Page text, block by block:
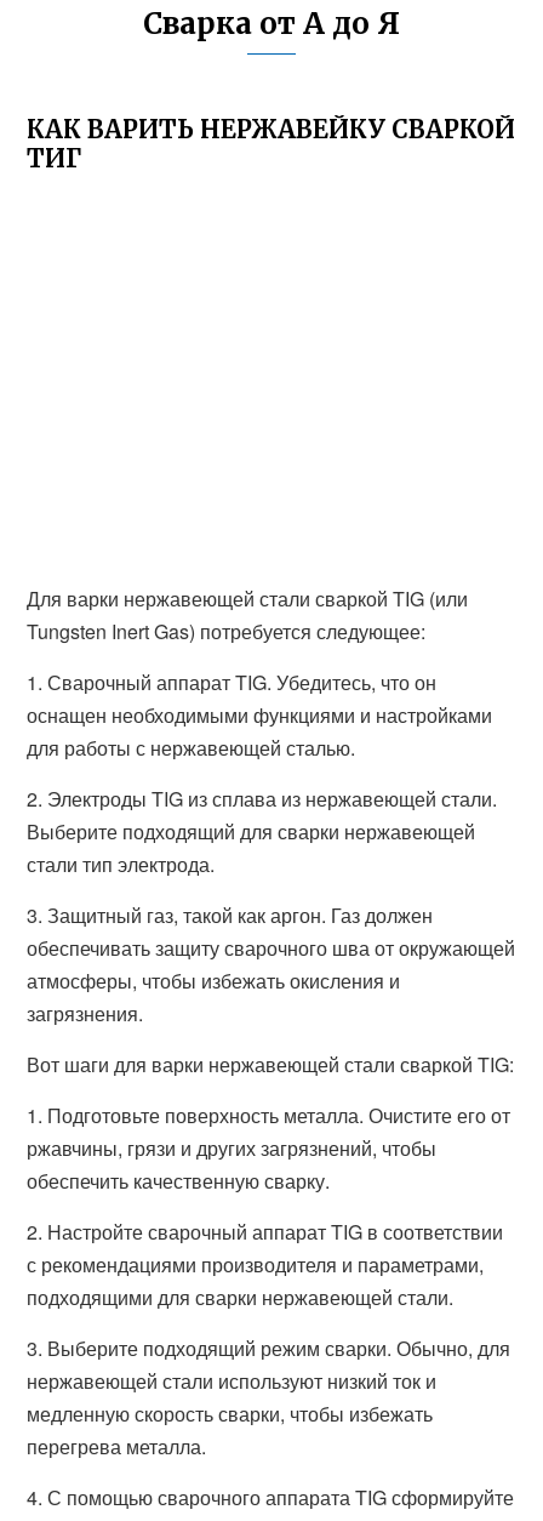
Сварка от А до Я
КАК ВАРИТЬ НЕРЖАВЕЙКУ СВАРКОЙ
ТИГ
Для варки нержавеющей стали сваркой TIG (или
Tungsten Inert Gas) потребуется следующее:
1. Сварочный аппарат TIG. Убедитесь, что он
оснащен необходимыми функциями и настройками
для работы с нержавеющей сталью.
2. Электроды TIG из сплава из нержавеющей стали.
Выберите подходящий для сварки нержавеющей
стали тип электрода.
3. Защитный газ, такой как аргон. Газ должен
обеспечивать защиту сварочного шва от окружающей
атмосферы, чтобы избежать окисления и
загрязнения.
Вот шаги для варки нержавеющей стали сваркой TIG:
1. Подготовьте поверхность металла. Очистите его от
ржавчины, грязи и других загрязнений, чтобы
обеспечить качественную сварку.
2. Настройте сварочный аппарат TIG в соответствии
с рекомендациями производителя и параметрами,
подходящими для сварки нержавеющей стали.
3. Выберите подходящий режим сварки. Обычно, для
нержавеющей стали используют низкий ток и
медленную скорость сварки, чтобы избежать
перегрева металла.
4. С помощью сварочного аппарата TIG сформируйте